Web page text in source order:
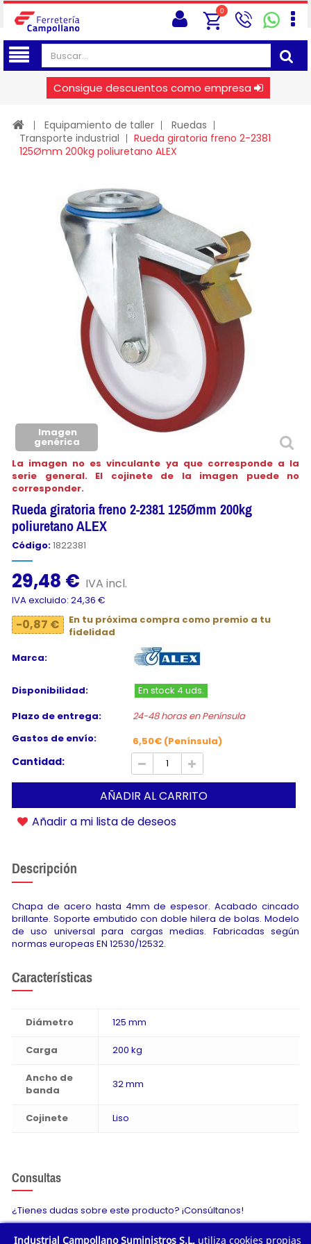
0
Consigue descuentos como empresa
Equipamiento de taller
Ruedas
Transporte industrial
Rueda giratoria freno 2-2381
125Ømm 200kg poliuretano ALEX
Imagen
genérica
La imagen no es vinculante ya que corresponde a la
serie general. El cojinete de la imagen puede no
corresponder.
Rueda giratoria freno 2-2381 125Ømm 200kg
poliuretano ALEX
Código:1822381
29,48 € IVA incl.
IVA excluido: 24,36 €
-0,87 €
En tu próxima compra como premio a tu
fidelidad
Marca:
Disponibilidad:
En stock 4 uds.
Plazo de entrega:
24-48 horas en Península
Gastos de envío:
6,50€ (Península)
Cantidad:
AÑADIR AL CARRITO
Añadir a mi lista de deseos
Descripción
Chapa de acero hasta 4mm de espesor. Acabado cincado
brillante. Soporte embutido con doble hilera de bolas. Modelo
de uso universal para cargas medias. Fabricadas según
normas europeas EN 12530/12532.
Características
Diámetro 125 mm
Carga 200 kg
Ancho de
banda
32 mm
Cojinete Liso
Consultas
¿Tienes dudas sobre este producto? ¡Consúltanos!
Industrial Campollano Suministros S.L. utiliza cookies propias